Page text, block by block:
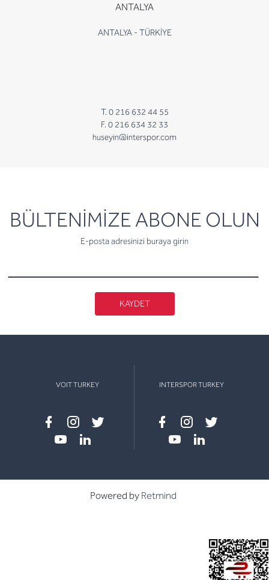
ANTALYA
ANTALYA - TÜRKİYE
T. 0 216 632 44 55
F. 0 216 634 32 33
huseyin@interspor.com
BÜLTENİMİZE ABONE OLUN
E-posta adresinizi buraya girin
newsletter
KAYDET
VOIT TURKEY
Facebook
instagram
twitter
INTERSPOR TURKEY
Facebook
instagram
twitter
Powered by Retmind